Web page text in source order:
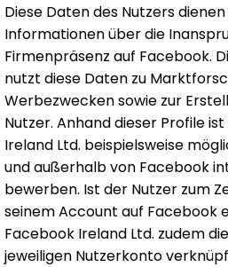
Diese Daten des Nutzers
Informationen über die
Firmenpräsenz auf Facebook.
nutzt diese Daten zu
Werbezwecken sowie zur
Nutzer. Anhand dieser Profile
Ireland Ltd. beispielsweise
und außerhalb von Facebook
bewerben. Ist der Nutzer zum
seinem Account auf Facebook
Facebook Ireland Ltd. zudem
jeweiligen Nutzerkonto